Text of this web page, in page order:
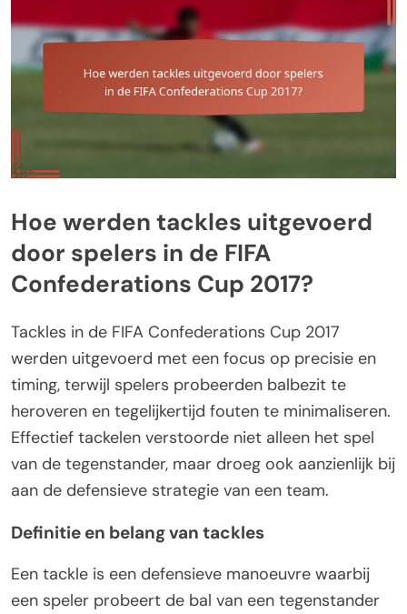
Hoe werden tackles uitgevoerd
door spelers in de FIFA
Confederations Cup 2017?
Tackles in de FIFA Confederations Cup 2017
werden uitgevoerd met een focus op precisie en
timing, terwijl spelers probeerden balbezit te
heroveren en tegelijkertijd fouten te minimaliseren.
Effectief tackelen verstoorde niet alleen het spel
van de tegenstander, maar droeg ook aanzienlijk bij
aan de defensieve strategie van een team.
Definitie en belang van tackles
Een tackle is een defensieve manoeuvre waarbij
een speler probeert de bal van een tegenstander